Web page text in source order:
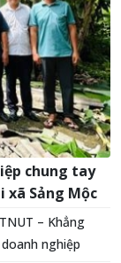
chung tay
Sảng Mộc
– Khẳng
nghiệp